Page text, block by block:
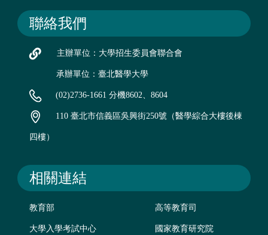
聯絡我們
主辦單位：大學招生委員會聯合會
承辦單位：臺北醫學大學
(02)2736-1661 分機8602、8604
110 臺北市信義區吳興街250號（醫學綜合大樓後棟
四樓）
相關連結
教育部 高等教育司
大學入學考試中心 國家教育研究院